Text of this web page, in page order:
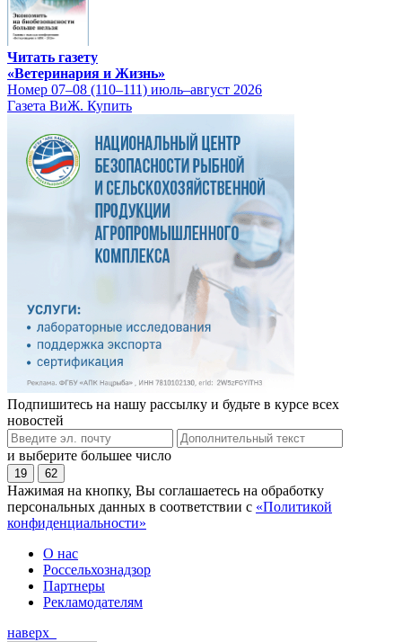
Читать газету
«Ветеринария и Жизнь»
Номер 07–08 (110–111) июль–август 2026
Газета ВиЖ. Купить
Подпишитесь на нашу рассылку и будьте в курсе всех
новостей
и выберите большее число
19 62
Нажимая на кнопку, Вы соглашаетесь на обработку
персональных данных в соответствии с «Политикой
конфиденциальности»
О нас
Россельхознадзор
Партнеры
Рекламодателям
наверх